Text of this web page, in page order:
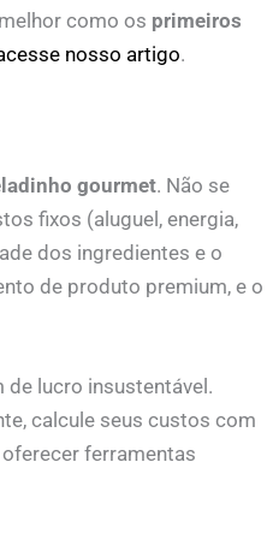
como os primeiros
nosso artigo.
gourmet. Não se
fixos (aluguel, energia,
dos ingredientes e o
de produto premium, e o
de lucro insustentável.
calcule seus custos com
oferecer ferramentas